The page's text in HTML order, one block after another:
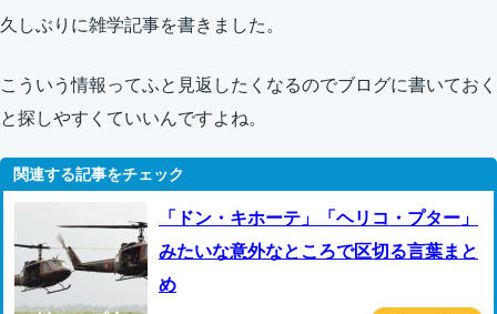
久しぶりに雑学記事を書きました。
こういう情報ってふと見返したくなるのでブログに書いておく
と探しやすくていいんですよね。
「ドン・キホーテ」「ヘリコ・プター」
みたいな意外なところで区切る言葉まと
め